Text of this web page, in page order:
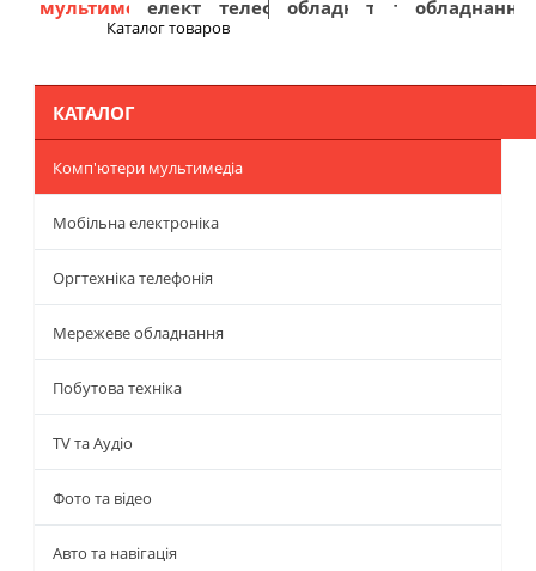
мультимедіаелектронікателефоніяобладнаннятехніка
та
та
та обладнання
Каталог товаров
КАТАЛОГ
Комп'ютери мультимедіа
Мобільна електроніка
Оргтехніка телефонія
Мережеве обладнання
Побутова техніка
TV та Аудіо
Фото та відео
Авто та навігація